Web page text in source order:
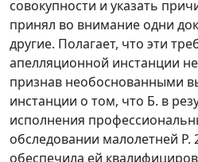
совокупности и указать
принял во внимание одни
другие. Полагает, что эти
апелляционной инстанции
признав необоснованными
инстанции о том, что Б. в
исполнения
обследовании малолетней Р.
обеспечила ей